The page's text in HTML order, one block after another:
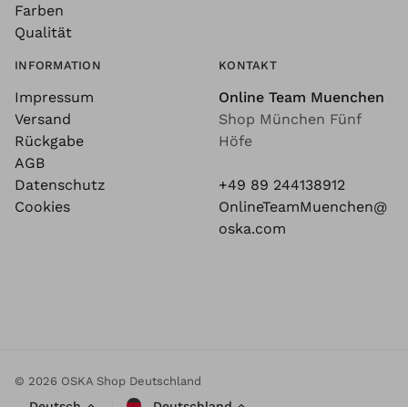
Farben
Qualität
INFORMATION
Impressum
Versand
Rückgabe
AGB
Datenschutz
Cookies
KONTAKT
Online Team Muenchen
Shop München Fünf
Höfe
+49 89 244138912
OnlineTeamMuenchen@
oska.com
© 2026 OSKA Shop Deutschland